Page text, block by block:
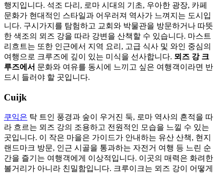
행지입니다. 석조 다리, 로마 시대의 기초, 우아한 광장, 카페
문화가 현대적인 스타일과 어우러져 역사가 느껴지는 도시입
니다. 구시가지를 탐험하고 교회와 박물관을 방문하거나 따뜻
한 색조의 뫼즈 강을 따라 강변을 산책할 수 있습니다. 마스트
리흐트는 또한 인근에서 지역 요리, 고급 식사 및 와인 중심의
여행으로 크루즈에 깊이 있는 미식을 선사합니다. 뫼즈 강 크
루즈에서 문화와 여유를 동시에 느끼고 싶은 여행객이라면 반
드시 들러야 할 곳입니다.
Cuijk
쿠익은 탁 트인 풍경과 숲이 우거진 둑, 로마 역사의 흔적을 따
라 흐르는 뫼즈 강의 조용하고 전원적인 모습을 느낄 수 있는
곳입니다. 이 작은 마을은 가이드가 안내하는 유산 산책, 현지
랜드마크 방문, 인근 시골을 통과하는 자전거 여행 등 느린 순
간을 즐기는 여행객에게 이상적입니다. 이곳의 매력은 화려한
볼거리가 아니라 친밀함입니다. 크루이크는 뫼즈 강이 어떻게